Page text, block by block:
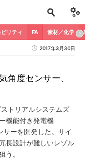
ビリティ FA 素材／化学
2017年3月30日
角度センサー、
トリアルシステムズ
機能付き発電機
サーを開発した。サイ
長設計が難しいレゾル
う。